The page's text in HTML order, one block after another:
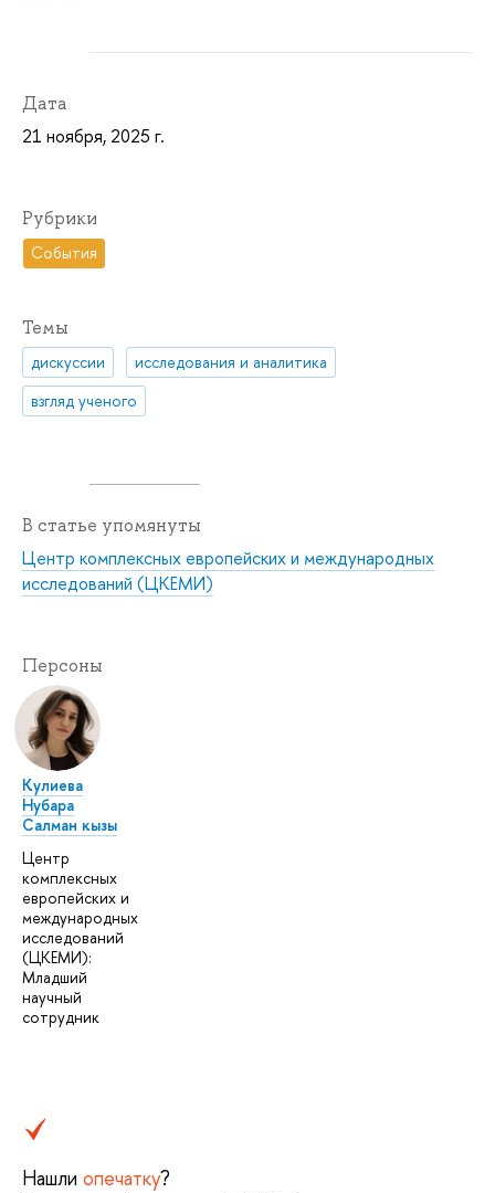
Дата
21 ноября, 2025 г.
Рубрики
События
Темы
дискуссии
исследования и аналитика
взгляд ученого
В статье упомянуты
Центр комплексных европейских и международных
исследований (ЦКЕМИ)
Персоны
Кулиева
Нубара
Салман кызы
Центр
комплексных
европейских и
международных
исследований
(ЦКЕМИ):
Младший
научный
сотрудник
Нашли опечатку?